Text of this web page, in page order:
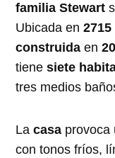
familia Stewart
Ubicada en
construida en
tienesiete
tres medios
Lacasa provoca
con tonos fríos,